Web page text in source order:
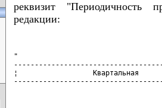
реквизит "Периодичность
редакции:
"
¦                  Квартальная